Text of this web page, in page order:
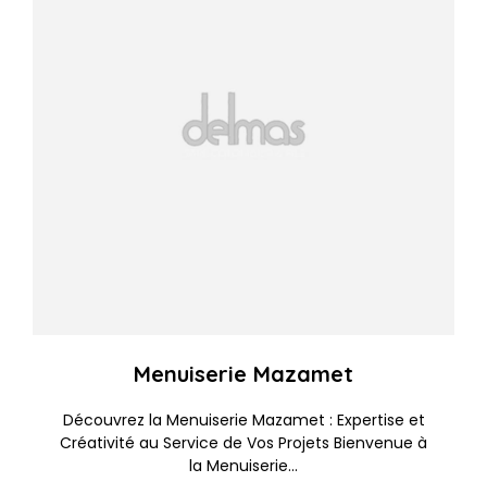
Menuiserie Mazamet
Découvrez la Menuiserie Mazamet : Expertise et
Créativité au Service de Vos Projets Bienvenue à
la Menuiserie...